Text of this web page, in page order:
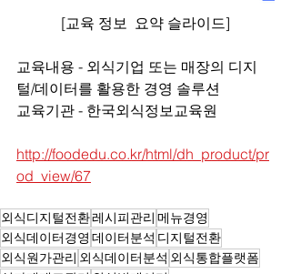
[교육 정보  요약 슬라이드]
교육내용 - 외식기업 또는 매장의 디지
털/데이터를 활용한 경영 솔루션
교육기관 - 한국외식정보교육원
http://foodedu.co.kr/html/dh_product/pr
od_view/67
외식디지털전환레시피관리 메뉴경영
외식데이터경영 데이터분석 디지털전환
외식원가관리 외식데이터분석 외식통합플랫폼